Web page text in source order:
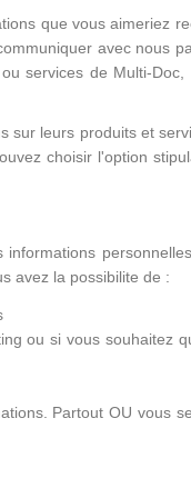
que vous aimeriez
avec nous
services de Multi-
leurs produits et
choisir l'option
avez la possibilite de :
ou si vous souhaitez
Partout OU vous